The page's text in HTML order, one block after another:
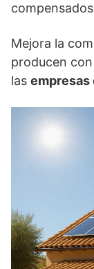
Mejora la
producen
las empresas